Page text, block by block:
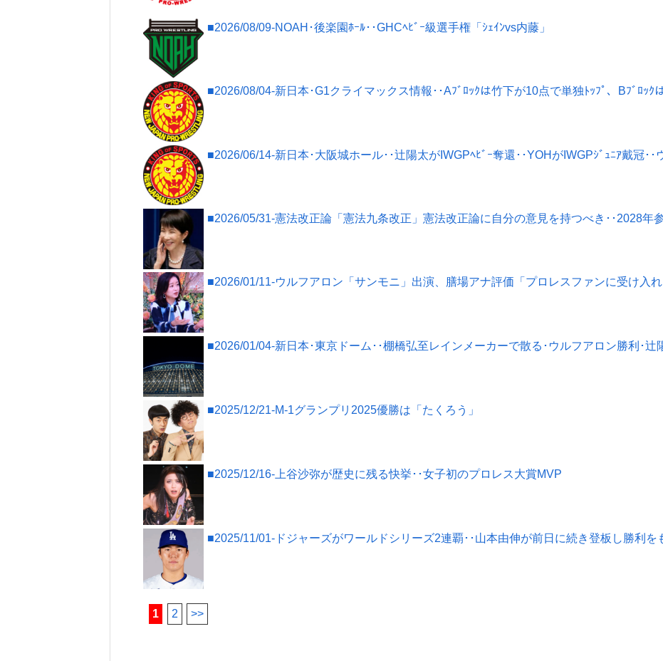
■2026/08/09-NOAH･後楽園ﾎｰﾙ･･GHCﾍﾋﾞｰ級選手権「ｼｪｲﾝvs内藤」
■2026/08/04-新日本･G1クライマックス情報･･Aﾌﾞﾛｯｸは竹下が10点で単独ﾄｯﾌﾟ、Bﾌﾞﾛｯｸ
■2026/06/14-新日本･大阪城ホール･･辻陽太がIWGPﾍﾋﾞｰ奪還･･YOHがIWGPｼﾞｭﾆｱ戴冠･･
■2026/05/31-憲法改正論「憲法九条改正」憲法改正論に自分の意見を持つべき･･2028年
■2026/01/11-ウルフアロン「サンモニ」出演、膳場アナ評価「プロレスファンに受け入れ
■2026/01/04-新日本･東京ドーム･･棚橋弘至レインメーカーで散る･ウルフアロン勝利･辻
■2025/12/21-M-1グランプリ2025優勝は「たくろう」
■2025/12/16-上谷沙弥が歴史に残る快挙･･女子初のプロレス大賞MVP
■2025/11/01-ドジャーズがワールドシリーズ2連覇･･山本由伸が前日に続き登板し勝利を
1 2 >>